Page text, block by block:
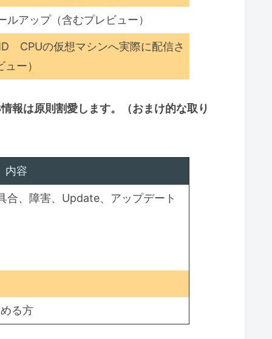
アップ（含むプレビュー）
CPUの仮想マシンへ実際に配信さ
ー）
は原則割愛します。（おまけ的な取り
内容
、障害、Update、アップデート
る方